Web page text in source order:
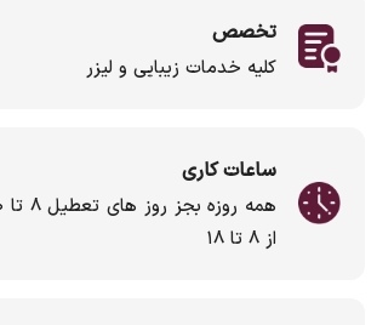
تخصص
کلیه خدمات زیبایی و لیزر
ساعات کاری
از ۸ تا ۱۸